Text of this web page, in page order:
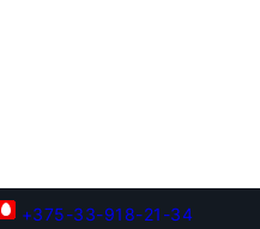
+375-33-918-21-34